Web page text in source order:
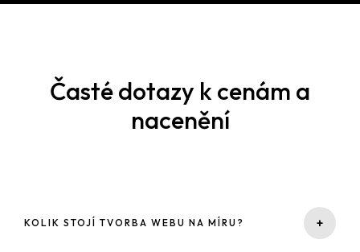
Časté dotazy k cenám a
nacenění
KOLIK STOJÍ TVORBA WEBU NA MÍRU? +